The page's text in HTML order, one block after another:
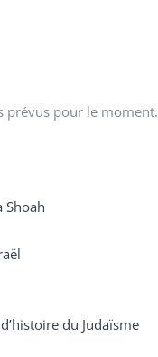
prévus pour le moment.
Shoah
du Judaïsme